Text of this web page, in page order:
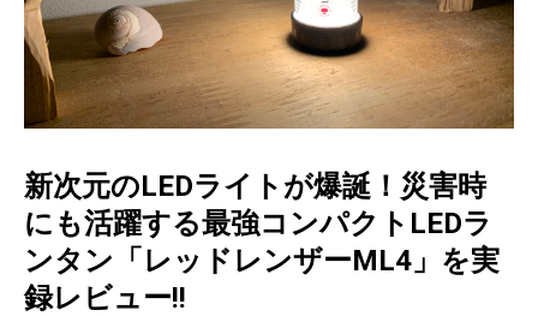
新次元のLEDライトが爆誕！災害時
にも活躍する最強コンパクトLEDラ
ンタン「レッドレンザーML4」を実
録レビュー!!